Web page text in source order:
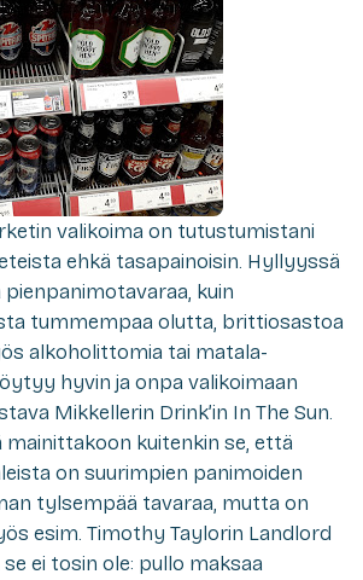
valikoima on tutustumistani
ehkä tasapainoisin. Hyllyyssä
kuin
tummempaa olutta, brittiosastoa
alkoholittomia tai matala-
hyvin ja onpa valikoimaan
Mikkellerin Drink’in In The Sun.
mainittakoon kuitenkin se, että
on suurimpien panimoiden
tylsempää tavaraa, mutta on
esim. Timothy Taylorin Landlord
se ei tosin ole: pullo maksaa